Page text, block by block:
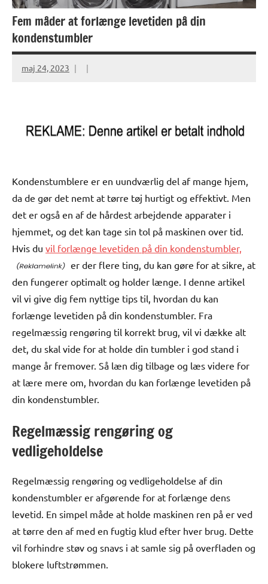
Fem måder at forlænge levetiden på din
kondenstumbler
maj 24, 2023
Kondenstumblere er en uundværlig del af mange hjem,
da de gør det nemt at tørre tøj hurtigt og effektivt. Men
det er også en af de hårdest arbejdende apparater i
hjemmet, og det kan tage sin tol på maskinen over tid.
Hvis du vil forlænge levetiden på din kondenstumbler,
er der flere ting, du kan gøre for at sikre, at
den fungerer optimalt og holder længe. I denne artikel
vil vi give dig fem nyttige tips til, hvordan du kan
forlænge levetiden på din kondenstumbler. Fra
regelmæssig rengøring til korrekt brug, vil vi dække alt
det, du skal vide for at holde din tumbler i god stand i
mange år fremover. Så læn dig tilbage og læs videre for
at lære mere om, hvordan du kan forlænge levetiden på
din kondenstumbler.
Regelmæssig rengøring og
vedligeholdelse
Regelmæssig rengøring og vedligeholdelse af din
kondenstumbler er afgørende for at forlænge dens
levetid. En simpel måde at holde maskinen ren på er ved
at tørre den af med en fugtig klud efter hver brug. Dette
vil forhindre støv og snavs i at samle sig på overfladen og
blokere luftstrømmen.